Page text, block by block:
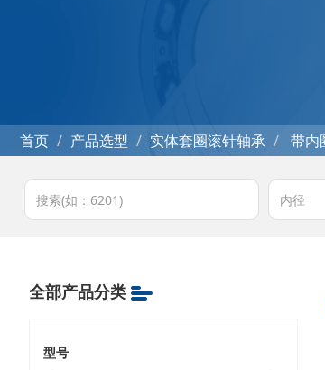
首页 产品选型 实体套圈滚针轴承 带内
全部产品分类
型号